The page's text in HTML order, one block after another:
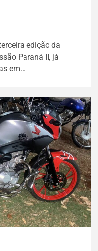
edição da
Paraná II, já
em...